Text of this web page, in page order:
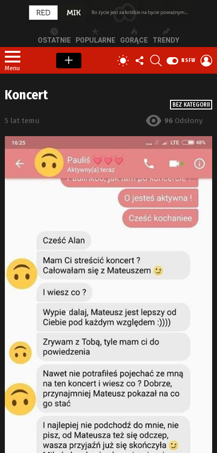
OSTATNIE POPULARNE GORĄCE TRENDY
Menu
PRZEŁĄCZ
SKÓRKĘ
OBSERWUJ
NAS
NSFW
BEZ KATEGORII
Koncert
5 lat temu 96 Odsłony